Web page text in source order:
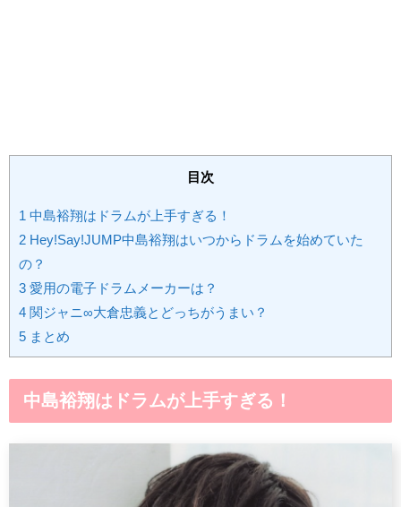
目次
1 中島裕翔はドラムが上手すぎる！
2 Hey!Say!JUMP中島裕翔はいつからドラムを始めていた
の？
3 愛用の電子ドラムメーカーは？
4 関ジャニ∞大倉忠義とどっちがうまい？
5 まとめ
中島裕翔はドラムが上手すぎる！